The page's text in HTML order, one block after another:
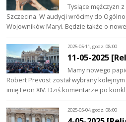
Tysiące mężczyzn
Szczecina. W audycji wrócimy do
Wojowników Maryi. Będzie także o
2025-05-11, godz. 08:00
11-05-2025
Mamy nowego
Robert Prevost został wybrany
imię Leon XIV. Dziś komentarze po
2025-05-04, godz. 08:00